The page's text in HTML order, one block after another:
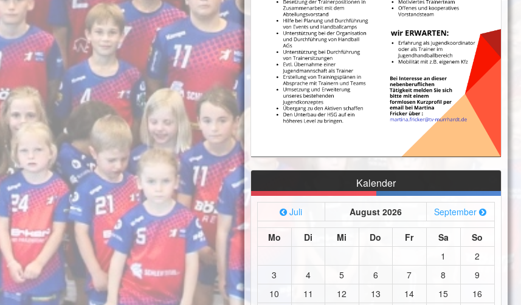
Kalender
Juli August 2026 September
Mo Di Mi Do Fr Sa
So
1
2
3
4 5 6 7 8
9
10
11 12 13 14 15
16